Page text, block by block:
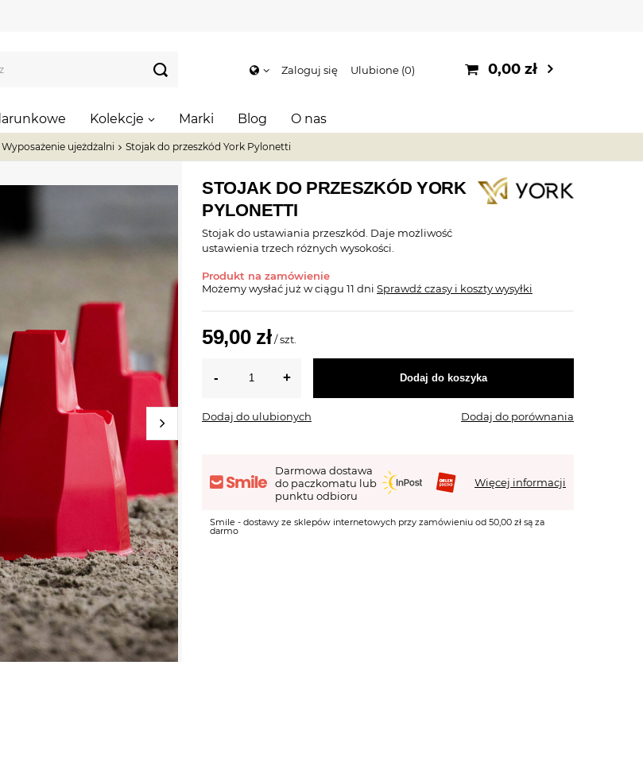
Zaloguj się Ulubione 0 0,00 zł
Kolekcje Marki Blog O nas
Wyposażenie ujeżdżalni Stojak do przeszkód York Pylonetti
STOJAK DO PRZESZKÓD YORK
PYLONETTI
Stojak do ustawiania przeszkód. Daje możliwość
ustawienia trzech różnych wysokości.
Produkt na zamówienie
Możemy wysłać już w ciągu 11 dni Sprawdź czasy i koszty wysyłki
59,00 zł /szt.
Dodaj do koszyka
Dodaj do ulubionych Dodaj do porównania
Darmowa dostawa
do paczkomatu lub
punktu odbioru
Więcej informacji
Smile - dostawy ze sklepów internetowych przy zamówieniu od 50,00 zł są za
darmo